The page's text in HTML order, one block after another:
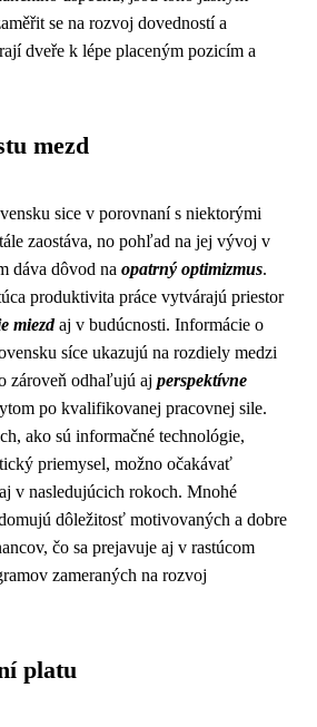
se na rozvoj dovedností a
dveře k lépe placeným pozicím a
mezd
sice v porovnaní s niektorými
zaostáva, no pohľad na jej vývoj v
dáva dôvod na opatrný optimizmus.
produktivita práce vytvárajú priestor
miezdaj v budúcnosti. Informácie o
síce ukazujú na rozdiely medzi
zároveň odhaľujú aj perspektívne
po kvalifikovanej pracovnej sile.
ako sú informačné technológie,
priemysel, možno očakávať
v nasledujúcich rokoch. Mnohé
dôležitosť motivovaných a dobre
čo sa prejavuje aj v rastúcom
zameraných na rozvoj
platu